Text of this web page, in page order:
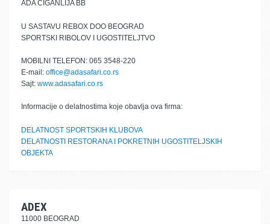
ADA CIGANLIJA BB
U SASTAVU REBOX DOO BEOGRAD
SPORTSKI RIBOLOV I UGOSTITELJTVO
MOBILNI TELEFON: 065 3548-220
E-mail: office@adasafari.co.rs
Sajt: www.adasafari.co.rs
Informacije o delatnostima koje obavlja ova firma:
DELATNOST SPORTSKIH KLUBOVA
DELATNOSTI RESTORANA I POKRETNIH UGOSTITELJSKIH
OBJEKTA
ADEX
11000 BEOGRAD